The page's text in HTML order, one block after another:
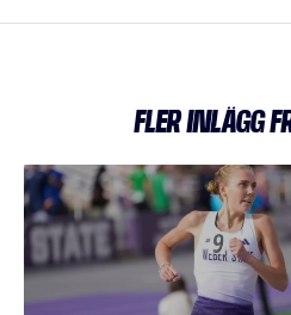
FLER INLÄGG